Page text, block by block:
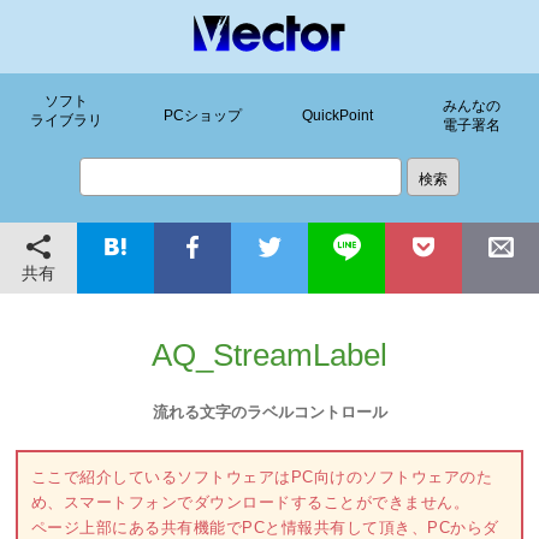
ソフト
ライブラリ
PCショップ QuickPoint
みんなの
電子署名
共有
AQ_StreamLabel
流れる文字のラベルコントロール
ここで紹介しているソフトウェアはPC向けのソフトウェアのた
め、スマートフォンでダウンロードすることができません。
ページ上部にある共有機能でPCと情報共有して頂き、PCからダ